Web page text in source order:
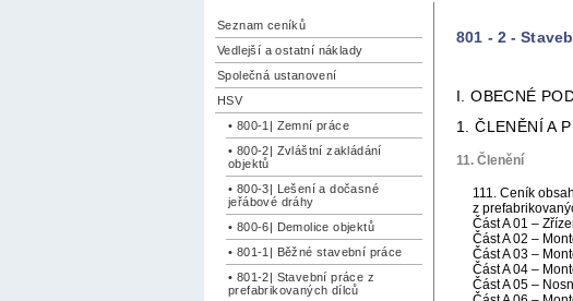
Seznam ceníků
Vedlejší a ostatní náklady
Společná ustanovení
HSV
• 800-1| Zemní práce
• 800-2| Zvláštní zakládání
objektů
• 800-3| Lešení a dočasné
jeřábové dráhy
• 800-6| Demolice objektů
• 801-1| Běžné stavební práce
• 801-2| Stavební práce z
prefabrikovaných dílců
801 - 2 -
I. OBECNÉ
1. ČLENĚNÍ A
11. Členění
111. Ceník
z
Část A 01 –
Část A 02 –
Část A 03 –
Část A 04 –
Část A 05 –